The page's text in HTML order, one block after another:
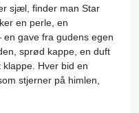
sjæl, finder man Star
en perle, en
en gave fra gudens egen
sprød kappe, en duft
Hver bid en
stjerner på himlen,